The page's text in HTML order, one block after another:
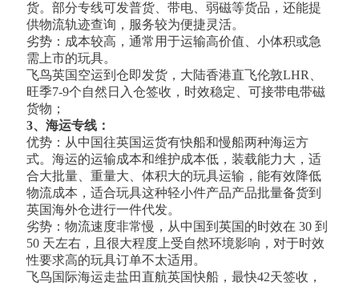
货。部分专线可发普货、带电、弱磁等货品，还能提
供物流轨迹查询，服务较为便捷灵活。
劣势：成本较高，通常用于运输高价值、小体积或急
需上市的玩具。
飞鸟英国空运到仓即发货，大陆香港直飞伦敦LHR、
旺季7-9个自然日入仓签收，时效稳定、可接带电带磁
货物；
3、海运专线：
优势：从中国往英国运货有快船和慢船两种海运方
式。海运的运输成本和维护成本低，装载能力大，适
合大批量、重量大、体积大的玩具运输，能有效降低
物流成本，适合玩具这种轻小件产品产品批量备货到
英国海外仓进行一件代发。
劣势：物流速度非常慢，从中国到英国的时效在 30 到
50 天左右，且很大程度上受自然环境影响，对于时效
性要求高的玩具订单不太适用。
飞鸟国际海运走盐田直航英国快船，最快42天签收，